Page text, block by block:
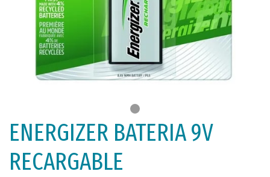
ENERGIZER BATERIA 9V
RECARGABLE